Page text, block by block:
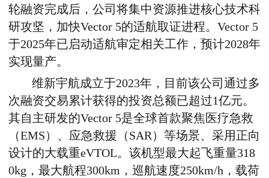
轮融资完成后，公司将集中资源推进核心技术科
研攻坚，加快Vector 5的适航取证进程。 Vector 5
于2025年已启动适航审定相关工作， 预计2028年
实现量产。
维新宇航成立于2023年，目前该公司通过多
次融资交易累计获得的投资总额已超过1亿元。
其自主研发的Vector 5是全球首款聚焦医疗急救
（EMS）、应急救援（SAR）等场景、采用正向
设计的大载重eVTOL。 该机型最大起飞重量318
0kg，最大航程300km，巡航速度250km/h，载荷